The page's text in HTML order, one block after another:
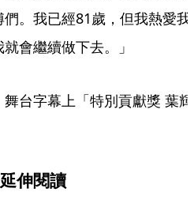
。我已經81歲，但我熱愛我
會繼續做下去。」
台字幕上「特別貢獻獎 葉輝
延伸閱讀